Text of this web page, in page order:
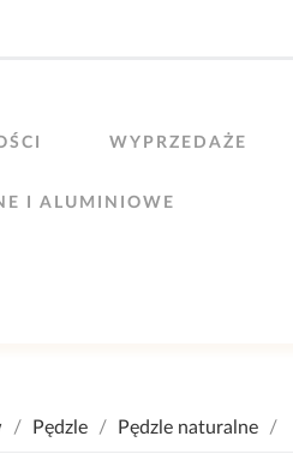
WYPRZEDAŻE
I ALUMINIOWE
Pędzle Pędzle naturalne